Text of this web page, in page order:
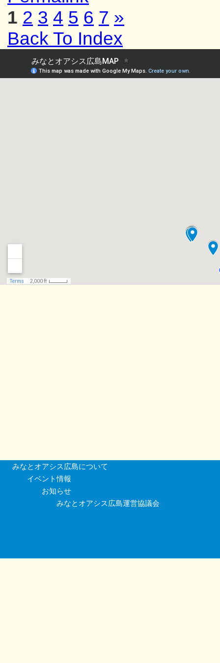
1 2 3 4 5 6 7 »
Back To Index
みなとオアシス広島について
イベント情報
お知らせ
みなとオアシス広島運営協議会